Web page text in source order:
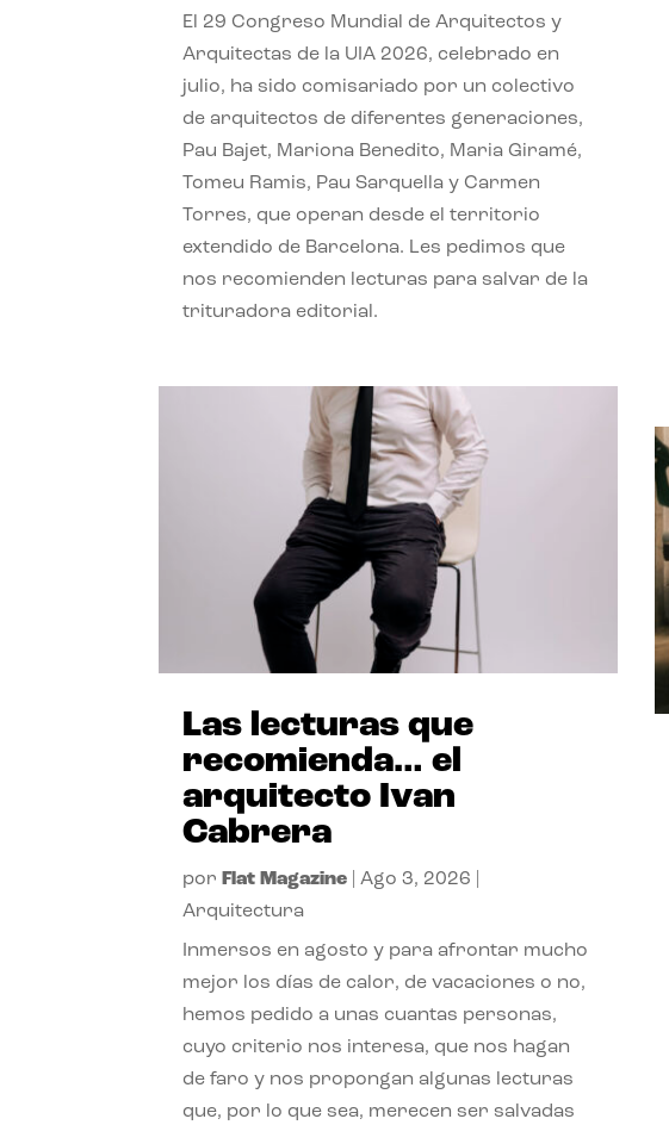
El 29 Congreso Mundial de Arquitectos y
Arquitectas de la UIA 2026, celebrado en
julio, ha sido comisariado por un colectivo
de arquitectos de diferentes generaciones,
Pau Bajet, Mariona Benedito, Maria Giramé,
Tomeu Ramis, Pau Sarquella y Carmen
Torres, que operan desde el territorio
extendido de Barcelona. Les pedimos que
nos recomienden lecturas para salvar de la
trituradora editorial.
Las lecturas que
recomienda… el
arquitecto Ivan
Cabrera
por Flat Magazine |Ago 3, 2026
Arquitectura
Inmersos en agosto y para afrontar mucho
mejor los días de calor, de vacaciones o no,
hemos pedido a unas cuantas personas,
cuyo criterio nos interesa, que nos hagan
de faro y nos propongan algunas lecturas
que, por lo que sea, merecen ser salvadas